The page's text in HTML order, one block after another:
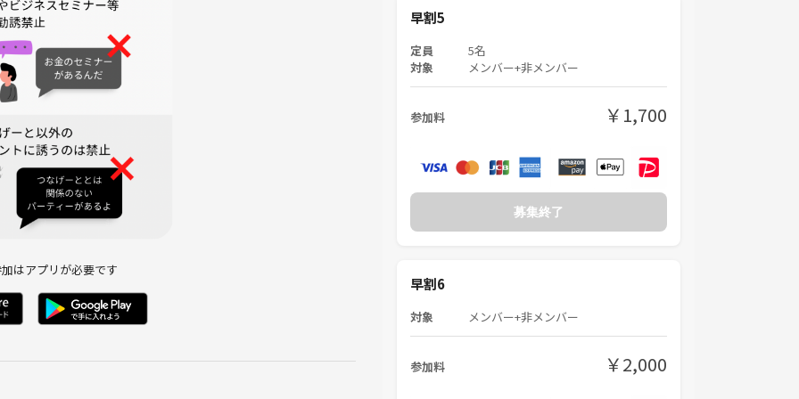
はアプリが必要です
早割5
定員 5名
対象 メンバー+非メンバー
参加料 ￥1,700
募集終了
早割6
対象 メンバー+非メンバー
参加料 ￥2,000